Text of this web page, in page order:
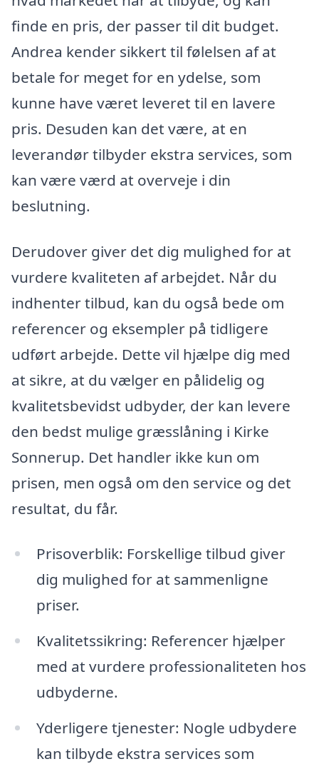
finde en pris, der passer til dit budget.
Andrea kender sikkert til følelsen af at
betale for meget for en ydelse, som
kunne have været leveret til en lavere
pris. Desuden kan det være, at en
leverandør tilbyder ekstra services, som
kan være værd at overveje i din
beslutning.
Derudover giver det dig mulighed for at
vurdere kvaliteten af arbejdet. Når du
indhenter tilbud, kan du også bede om
referencer og eksempler på tidligere
udført arbejde. Dette vil hjælpe dig med
at sikre, at du vælger en pålidelig og
kvalitetsbevidst udbyder, der kan levere
den bedst mulige græsslåning i Kirke
Sonnerup. Det handler ikke kun om
prisen, men også om den service og det
resultat, du får.
Prisoverblik: Forskellige tilbud giver
dig mulighed for at sammenligne
priser.
Kvalitetssikring: Referencer hjælper
med at vurdere professionaliteten hos
udbyderne.
Yderligere tjenester: Nogle udbydere
kan tilbyde ekstra services som